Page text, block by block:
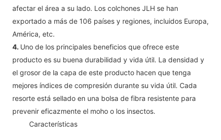
afectar el área a su lado. Los colchones JLH se han
exportado a más de 106 países y regiones, incluidos Europa,
América, etc.
4. Uno de los principales beneficios que ofrece este
producto es su buena durabilidad y vida útil. La densidad y
el grosor de la capa de este producto hacen que tenga
mejores índices de compresión durante su vida útil. Cada
resorte está sellado en una bolsa de fibra resistente para
prevenir eficazmente el moho o los insectos.
Características